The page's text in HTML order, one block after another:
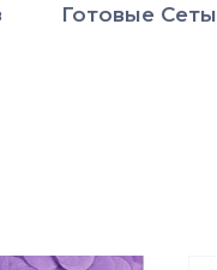
Готовые Сеты